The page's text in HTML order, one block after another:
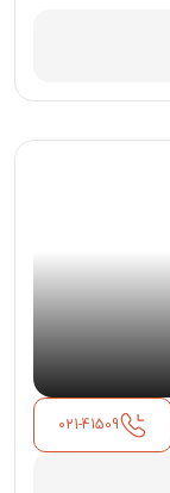
021-41509